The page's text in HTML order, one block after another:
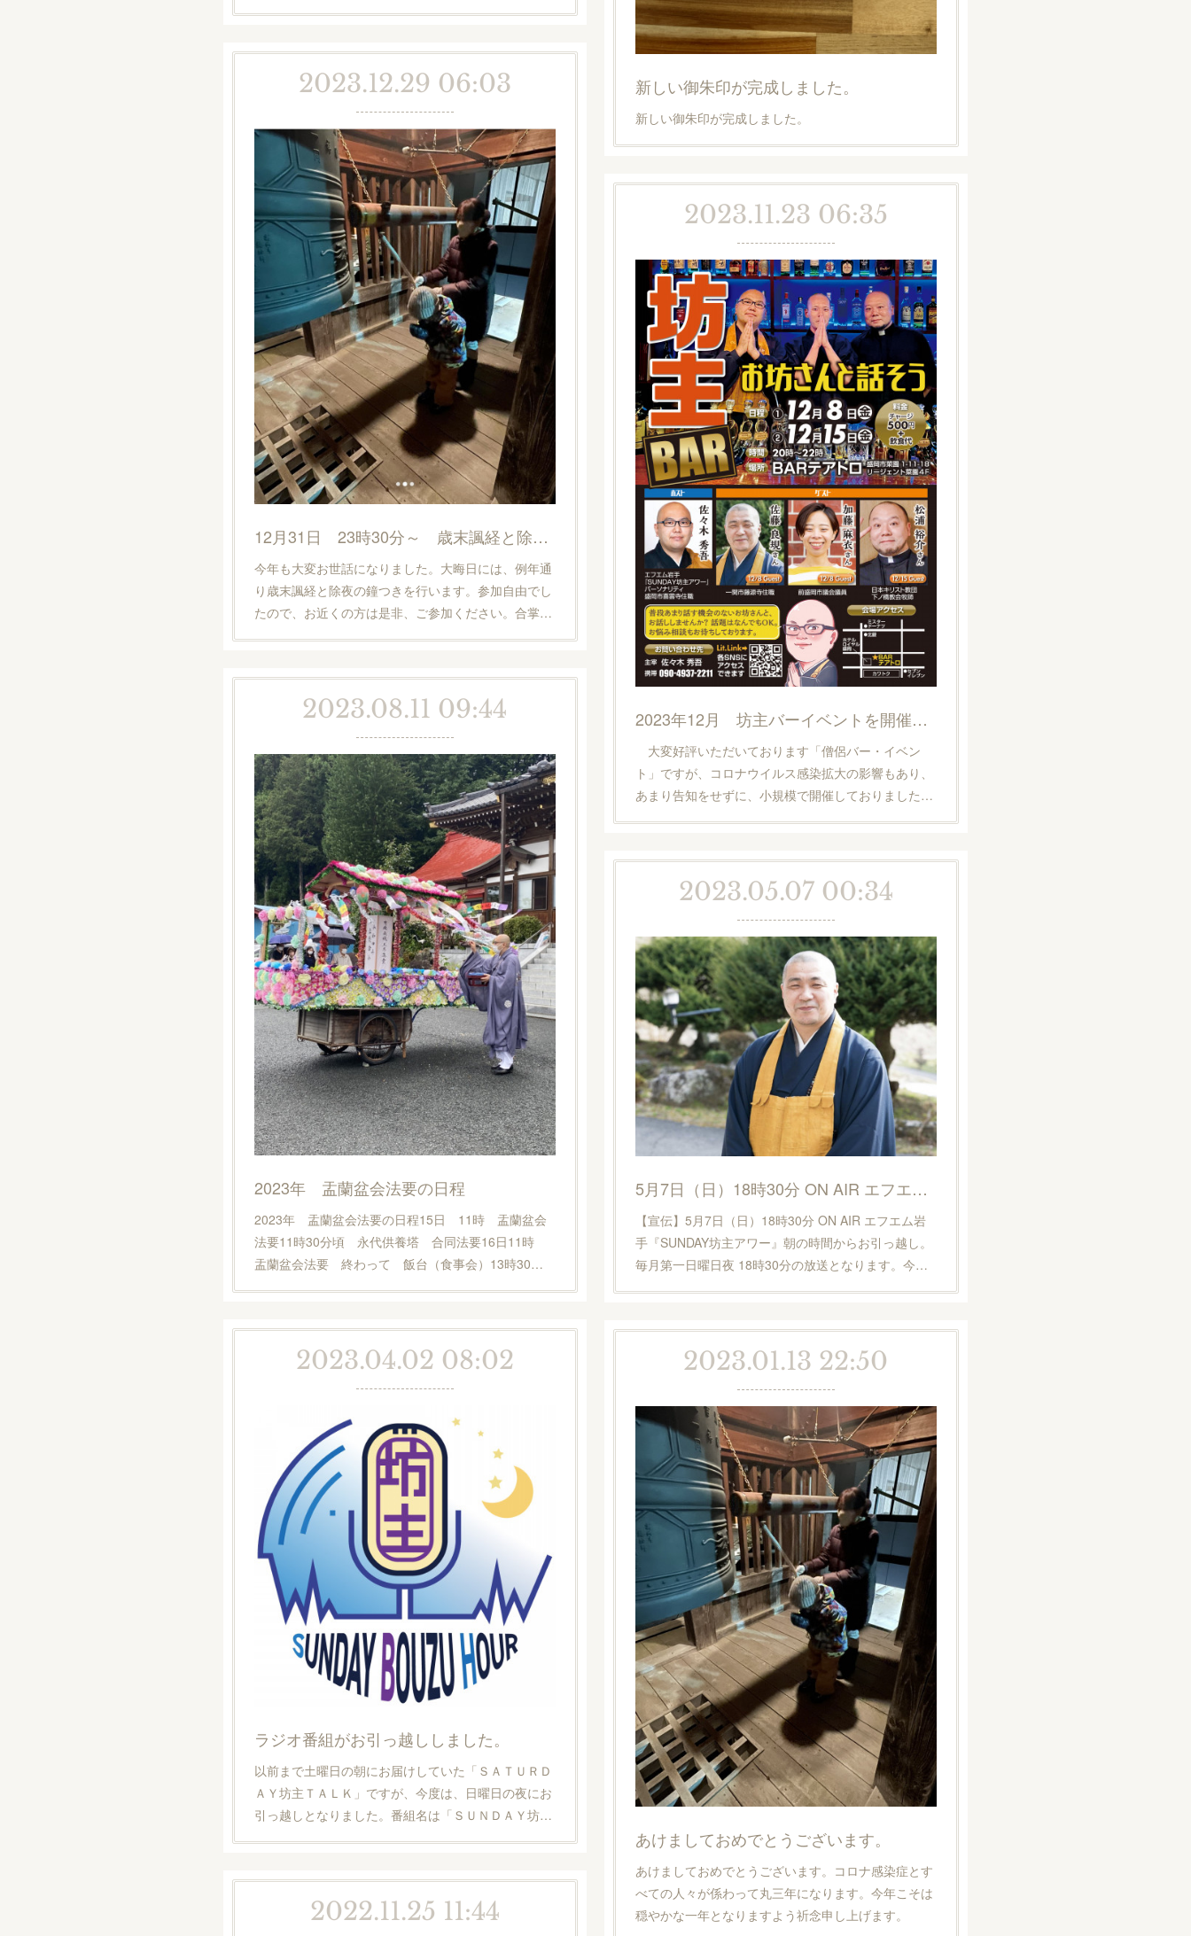
新しい御朱印が完成しました。
新しい御朱印が完成しました。
2023.12.29 06:03
12月31日 23時30分～ 歳末諷経と除夜の鐘つき
今年も大変お世話になりました。大晦日には、例年通
り歳末諷経と除夜の鐘つきを行います。参加自由でし
たので、お近くの方は是非、ご参加ください。合掌…
2023.11.23 06:35
2023年12月 坊主バーイベントを開催します。
大変好評いただいております「僧侶バー・イベン
ト」ですが、コロナウイルス感染拡大の影響もあり、
あまり告知をせずに、小規模で開催しておりました…
2023.08.11 09:44
2023年 盂蘭盆会法要の日程
2023年 盂蘭盆会法要の日程15日 11時 盂蘭盆会
法要11時30分頃 永代供養塔 合同法要16日11時
盂蘭盆会法要 終わって 飯台（食事会）13時30…
2023.05.07 00:34
5月7日（日）18時30分 ON AIR エフエム岩手『SUNDAY坊主アワー』
【宣伝】5月7日（日）18時30分 ON AIR エフエム岩
手『SUNDAY坊主アワー』朝の時間からお引っ越し。
毎月第一日曜日夜 18時30分の放送となります。今…
2023.04.02 08:02
ラジオ番組がお引っ越ししました。
以前まで土曜日の朝にお届けしていた「ＳＡＴＵＲＤ
ＡＹ坊主ＴＡＬＫ」ですが、今度は、日曜日の夜にお
引っ越しとなりました。番組名は「ＳＵＮＤＡＹ坊…
2023.01.13 22:50
あけましておめでとうございます。
あけましておめでとうございます。コロナ感染症とす
べての人々が係わって丸三年になります。今年こそは
穏やかな一年となりますよう祈念申し上げます。
2022.11.25 11:44